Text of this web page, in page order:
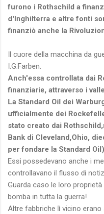
furono i Rothschild a
d'Inghilterra e altre fonti
finanziò anche la
Il cuore della macchina da
I.G.Farben.
Anch'essa controllata dai
finanziarie, attraverso i
La Standard Oil dei
ufficialmente dei
stato creato dai
Bank di Cleveland,Ohio,
per fondare la Standard
Essi possedevano anche i
controllavano il flusso di
Guarda caso le loro
bomba in tutta la guerra!
Altre fabbriche lì vicino erano